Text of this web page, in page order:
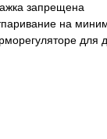
запрещена
на
для